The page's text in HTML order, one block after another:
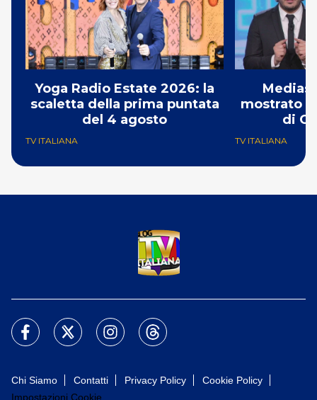
Yoga Radio Estate 2026: la
scaletta della prima puntata
del 4 agosto
TV ITALIANA
mostrato il
di
TV ITALIANA
Chi Siamo Contatti Privacy Policy
Cookie Policy
Impostazioni Cookie